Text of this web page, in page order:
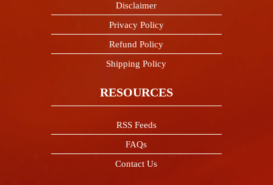
Disclaimer
Privacy Policy
Refund Policy
Shipping Policy
RESOURCES
RSS Feeds
FAQs
Contact Us